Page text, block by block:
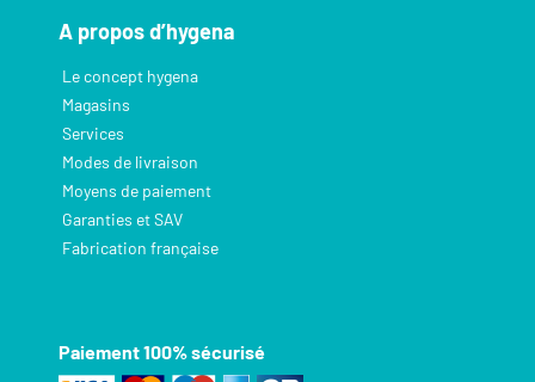
A propos d’hygena
Le concept hygena
Magasins
Services
Modes de livraison
Moyens de paiement
Garanties et SAV
Fabrication française
Paiement 100% sécurisé